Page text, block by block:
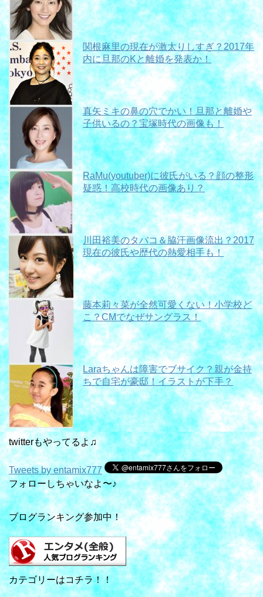
関根麻里の現在が激太りしすぎ？2017年
内に旦那のKと離婚を発表か！
真矢ミキの鼻の穴でかい！旦那と離婚や
子供いるの？宝塚時代の画像も！
RaMu(youtuber)に彼氏がいる？顔の整形
疑惑！高校時代の画像あり？
川田裕美のタバコ＆脇汗画像流出？2017
現在の彼氏や歴代の熱愛相手も！
藤本莉々菜が全然可愛くない！小学校ど
こ？CMでなぜサングラス！
Laraちゃんは障害でブサイク？親が金持
ちで自宅が豪邸！イラストが下手？
twitterもやってるよ♫
Tweets by entamix777
フォローしちゃいなよ〜♪
ブログランキング参加中！
カテゴリーはコチラ！！